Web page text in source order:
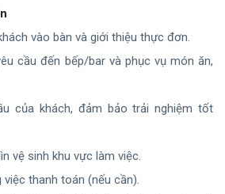
vào bàn và giới thiệu thực đơn.
cầu đến bếp/bar và phục vụ món ăn,
của khách, đảm bảo trải nghiệm tốt
vệ sinh khu vực làm việc.
thanh toán (nếu cần).